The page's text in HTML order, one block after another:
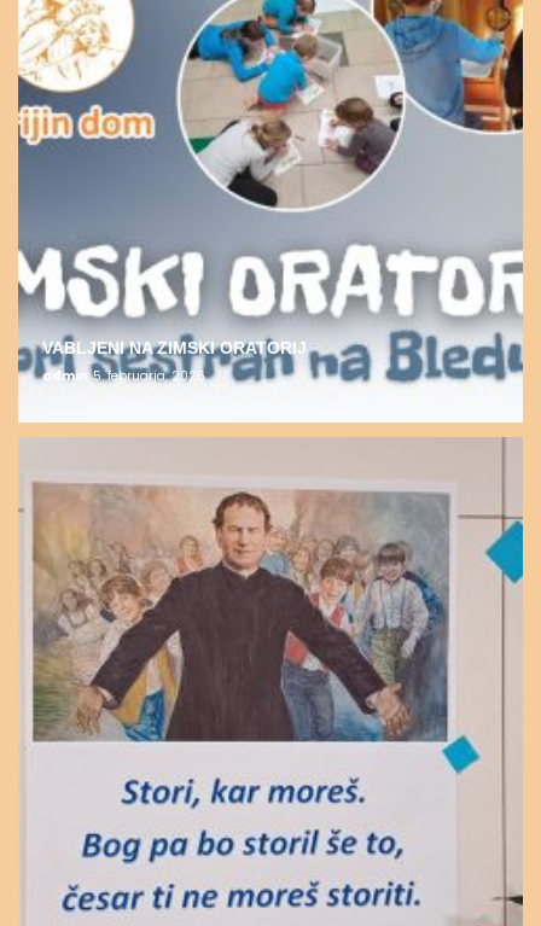
VABLJENI NA ZIMSKI ORATORIJ
admin 5. februarja, 2026